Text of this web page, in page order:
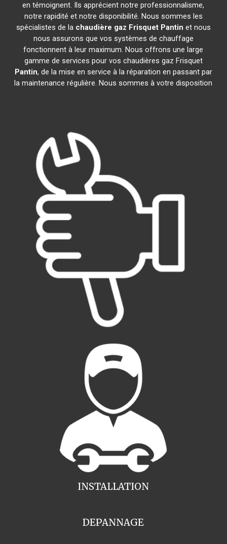
en témoignent. Ils apprécient notre professionnalisme,
notre rapidité et notre disponibilité. Nous sommes les
spécialistes de la chaudière gaz Frisquet Pantin et nous
nous assurons que vos systèmes de chauffage
fonctionnent à leur maximum. Nous offrons une large
gamme de services pour vos chaudières gaz Frisquet
Pantin, de la mise en service à la réparation en passant par
la maintenance régulière. Nous sommes à votre disposition
INSTALLATION
DEPANNAGE